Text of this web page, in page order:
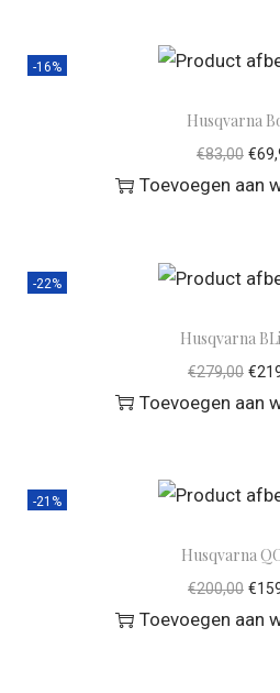
-16%
Husqvarna
€83,00 €
Toevoegen aan
-22%
Husqvarna
€279,00 €
Toevoegen aan
-21%
Husqvarna
€200,00 €
Toevoegen aan